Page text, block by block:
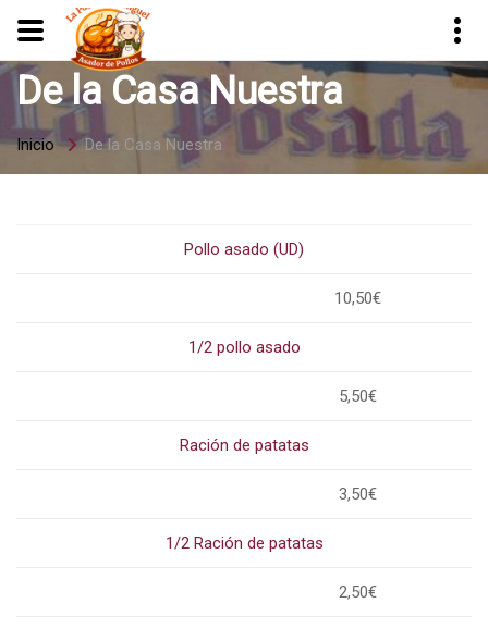
De la Casa Nuestra
Inicio De la Casa Nuestra
Pollo asado (UD)
10,50€
1/2 pollo asado
5,50€
Ración de patatas
3,50€
1/2 Ración de patatas
2,50€